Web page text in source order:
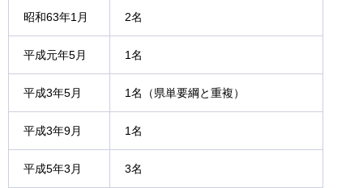
昭和63年1月 2名
平成元年5月 1名
平成3年5月 1名（県単要綱と重複）
平成3年9月 1名
平成5年3月 3名